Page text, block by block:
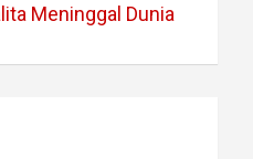
Meninggal Dunia